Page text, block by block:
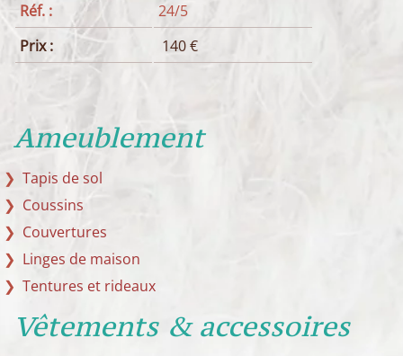
Réf. :
24/5
Prix :
140 €
Ameublement
Tapis de sol
Coussins
Couvertures
Linges de maison
Tentures et rideaux
Vêtements & accessoires